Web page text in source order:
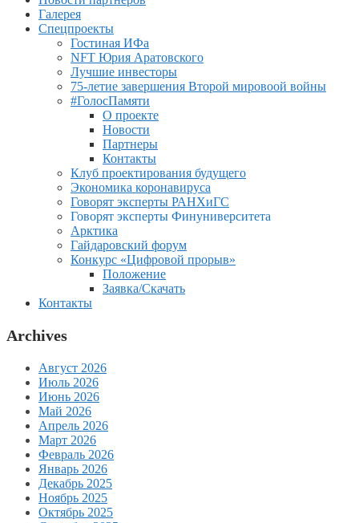
Галерея
Спецпроекты
Гостиная ИФа
NFT Юрия Аратовского
Лучшие инвесторы
75-летие завершения Второй мировоой войны
#ГолосПамяти
О проекте
Новости
Партнеры
Контакты
Клуб проектирования будущего
Экономика коронавируса
Говорят эксперты РАНХиГС
Говорят эксперты Финуниверситета
Арктика
Гайдаровский форум
Конкурс «Цифровой прорыв»
Положение
Заявка/Скачать
Контакты
Archives
Август 2026
Июль 2026
Июнь 2026
Май 2026
Апрель 2026
Март 2026
Февраль 2026
Январь 2026
Декабрь 2025
Ноябрь 2025
Октябрь 2025